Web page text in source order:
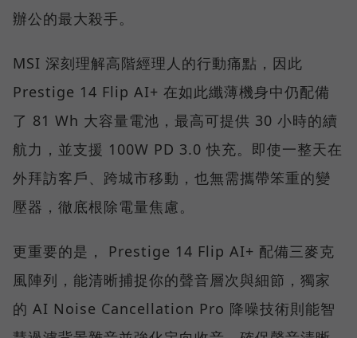
辦公的最大殺手。
MSI 深刻理解高階經理人的行動痛點，因此
Prestige 14 Flip AI+ 在如此纖薄機身中仍配備
了 81 Wh 大容量電池，最高可提供 30 小時的續
航力，並支援 100W PD 3.0 快充。即使一整天在
外拜訪客戶、跨城市移動，也無需攜帶笨重的變
壓器，徹底根除電量焦慮。
更重要的是， Prestige 14 Flip AI+ 配備三麥克
風陣列，能清晰捕捉你的聲音層次與細節，獨家
的 AI Noise Cancellation Pro 降噪技術則能智